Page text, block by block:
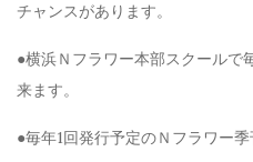
チャンスがあります。
●横浜Ｎフラワー本部スクールで
来ます。
●毎年1回発行予定のＮフラワー